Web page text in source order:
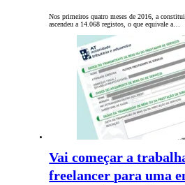
Nos primeiros quatro meses de 2016, a
ascendeu a 14.068 registos, o que equivale a…
Vai começar a
freelancer para uma